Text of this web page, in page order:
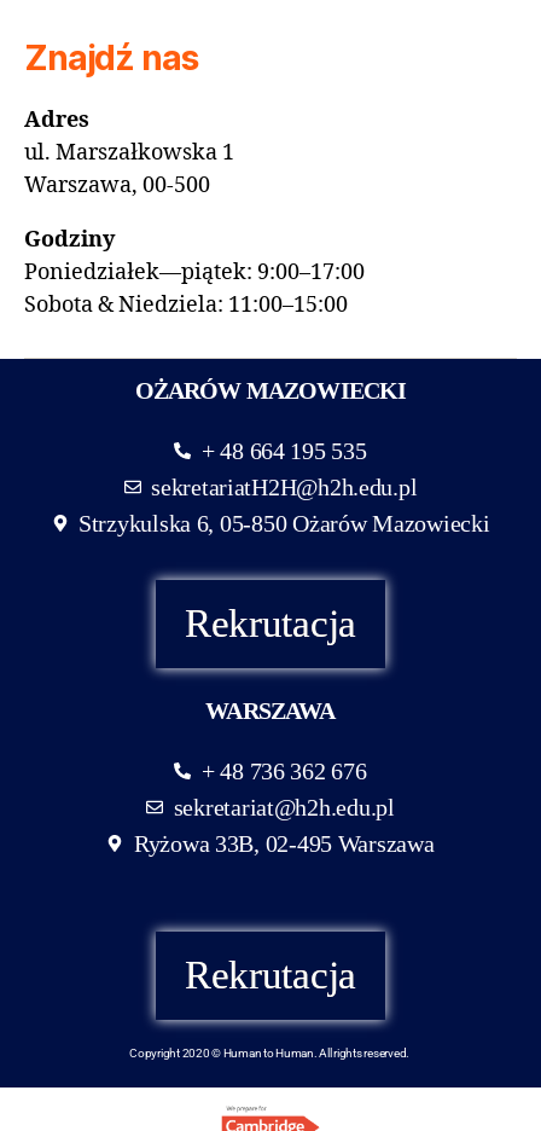
Znajdź nas
Adres
ul. Marszałkowska 1
Warszawa, 00-500
Godziny
Poniedziałek—piątek: 9:00–17:00
Sobota & Niedziela: 11:00–15:00
OŻARÓW MAZOWIECKI
+ 48 664 195 535
sekretariatH2H@h2h.edu.pl
Strzykulska 6, 05-850 Ożarów Mazowiecki
Rekrutacja
WARSZAWA
+ 48 736 362 676
sekretariat@h2h.edu.pl
Ryżowa 33B, 02-495 Warszawa
Rekrutacja
Copyright 2020 © Human to Human. All rights reserved.